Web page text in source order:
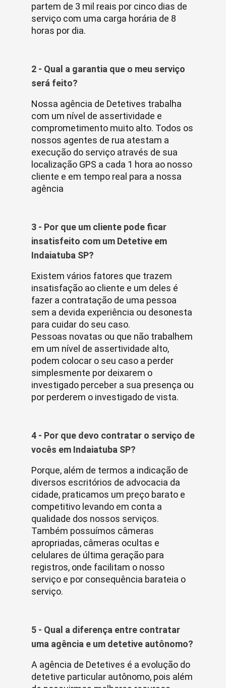
partem de 3 mil reais por cinco dias de
serviço com uma carga horária de 8
horas por dia.
2 - Qual a garantia que o meu serviço
será feito?
Nossa agência de Detetives trabalha
com um nível de assertividade e
comprometimento muito alto. Todos os
nossos agentes de rua atestam a
execução do serviço através de sua
localização GPS a cada 1 hora ao nosso
cliente e em tempo real para a nossa
agência
3 - Por que um cliente pode ficar
insatisfeito com um Detetive em
Indaiatuba SP?
Existem vários fatores que trazem
insatisfação ao cliente e um deles é
fazer a contratação de uma pessoa
sem a devida experiência ou desonesta
para cuidar do seu caso.
Pessoas novatas ou que não trabalhem
em um nível de assertividade alto,
podem colocar o seu caso a perder
simplesmente por deixarem o
investigado perceber a sua presença ou
por perderem o investigado de vista.
4 - Por que devo contratar o serviço de
vocês em Indaiatuba SP?
Porque, além de termos a indicação de
diversos escritórios de advocacia da
cidade, praticamos um preço barato e
competitivo levando em conta a
qualidade dos nossos serviços.
Também possuímos câmeras
apropriadas, câmeras ocultas e
celulares de última geração para
registros, onde facilitam o nosso
serviço e por consequência barateia o
serviço.
5 - Qual a diferença entre contratar
uma agência e um detetive autônomo?
A agência de Detetives é a evolução do
detetive particular autônomo, pois além